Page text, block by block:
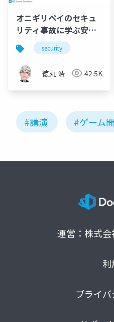
オニギリペイのセキュ
リティ事故に学ぶ安全
なサービスの構築法
security
徳丸 浩 42.5K
#講演 #ゲーム
運営：株式
利
プライ